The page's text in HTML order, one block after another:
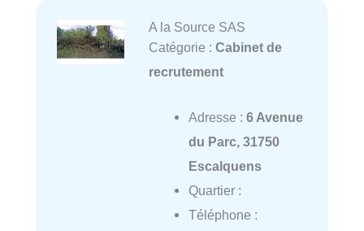
A la Source SAS
Catégorie : Cabinet de
recrutement
Adresse : 6 Avenue
du Parc, 31750
Escalquens
Quartier :
Téléphone :